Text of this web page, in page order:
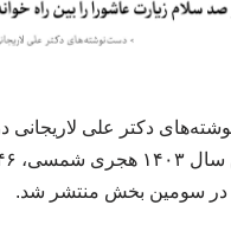
دکتر علی لاریجانی
سومین بخش منتشر شد.